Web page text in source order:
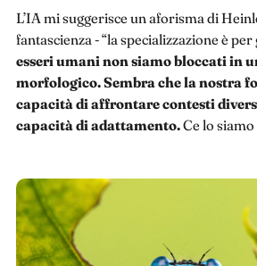
L’IA mi suggerisce un aforisma di
fantascienza - “la specializzazione è per
esseri umani non siamo bloccati in
morfologico. Sembra che la nostra
capacità di affrontare contesti
capacità di adattamento.Ce lo